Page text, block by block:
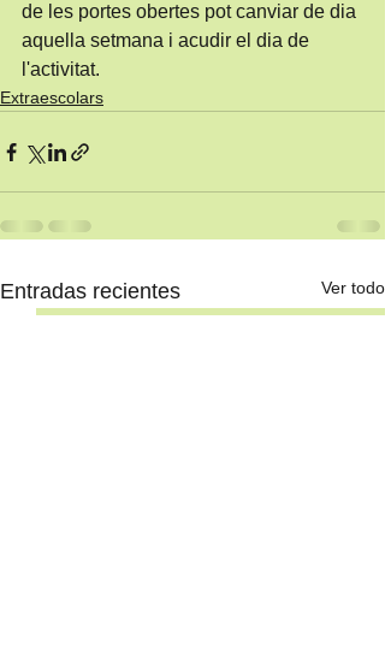
de les portes obertes pot canviar de dia
aquella setmana i acudir el dia de
l'activitat.
Extraescolars
Entradas recientes Ver todo